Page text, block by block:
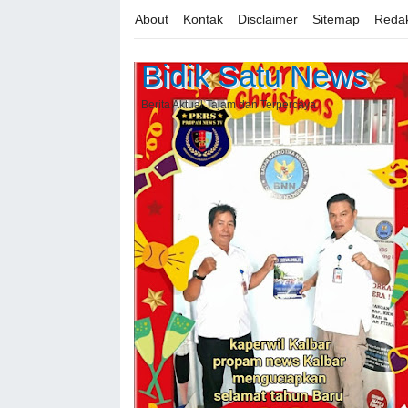
About Kontak Disclaimer Sitemap
Bidik Satu News
Berita Aktual Tajam dan Terpercaya